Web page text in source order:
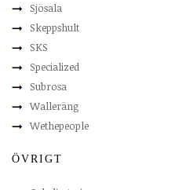
Sjösala
Skeppshult
SKS
Specialized
Subrosa
Walleräng
Wethepeople
ÖVRIGT